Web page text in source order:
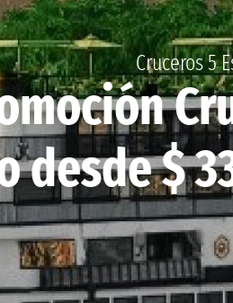
Cruceros 5
desde $